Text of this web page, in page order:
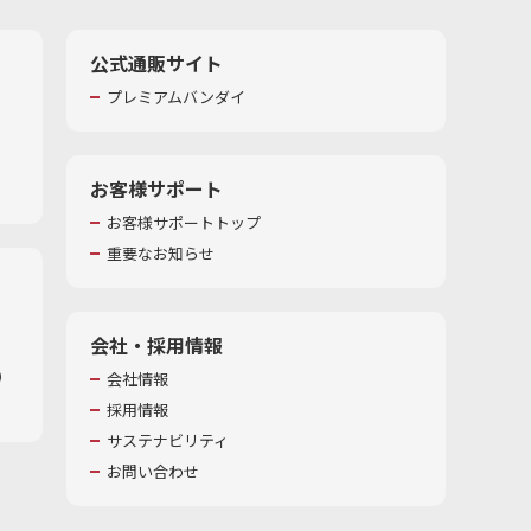
公式通販サイト
プレミアムバンダイ
お客様サポート
お客様サポートトップ
重要なお知らせ
会社・採用情報
会社情報
採用情報
サステナビリティ
お問い合わせ